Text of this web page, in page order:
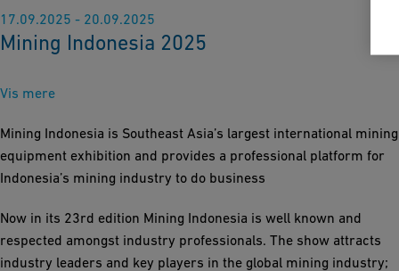
17.09.2025 - 20.09.2025
Mining Indonesia 2025
Vis mere
Mining Indonesia is Southeast Asia’s largest international mining
equipment exhibition and provides a professional platform for
Indonesia’s mining industry to do business
Now in its 23rd edition Mining Indonesia is well known and
respected amongst industry professionals. The show attracts
industry leaders and key players in the global mining industry;